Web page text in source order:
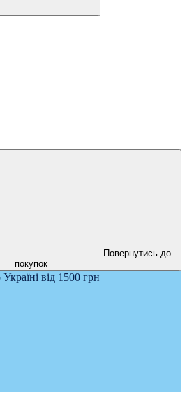
Повернутись до
покупок
від 1500 грн